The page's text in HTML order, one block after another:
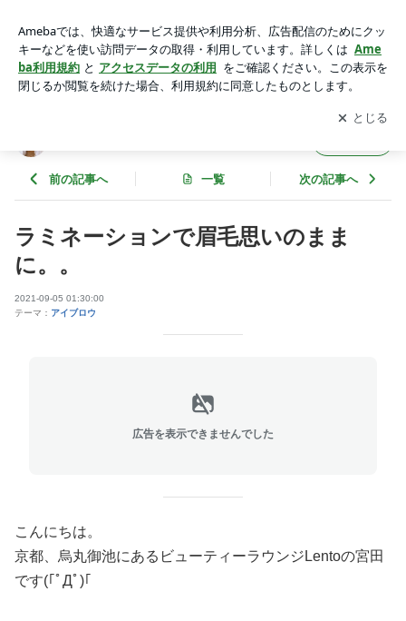
イラッシュ レント）
アプリをダウンロードして ブログの更新通知
を受け取りまし
ょう。
開く
前の記事へ 一覧 次の記事へ
ラミネーションで眉毛思いのまま
に。。
2021-09-05 01:30:00
テーマ： アイブロウ
広告を表示できませんでした
こんにちは。
京都、烏丸御池にあるビューティーラウンジLentoの宮田
です(｢ﾟДﾟ)｢